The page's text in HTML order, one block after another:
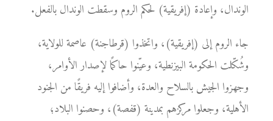
الوندال، وإعادة (إفريقية) لحكم الروم وسقطت الوندال بالفعل.
جاء الروم إلى (إفريقية)، واتخذوا (قرطاجنة) عاصمة للولاية،
وشُكّلت الحكومة البيزنطية، وعيّنوا حاكمًا لإصدار الأوامر،
وجهزوا الجيش بالسلاح والعدة، وأضافوا إليه فريقًا من الجنود
الأهلية، وجعلوا مركزهم بمدينة (قفصة)، وحصنوا البلاد؛